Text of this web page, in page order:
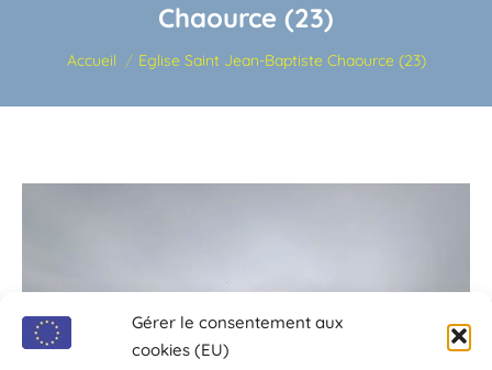
Gérer le consentement aux
cookies (EU)
Chaource (23)
Vous êtes ici :
Accueil Eglise Saint Jean-Baptiste Chaource (23)